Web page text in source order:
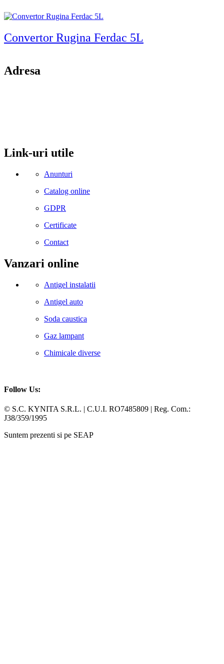
Convertor Rugina Ferdac 5L
Adresa
Link-uri utile
Anunturi
Catalog online
GDPR
Certificate
Contact
Vanzari online
Antigel instalatii
Antigel auto
Soda caustica
Gaz lampant
Chimicale diverse
Follow Us:
Facebook
Whatsapp
© S.C. KYNITA S.R.L. | C.U.I. RO7485809 | Reg. Com.:
J38/359/1995
Suntem prezenti si pe SEAP